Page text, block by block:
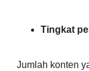
Tingkat
Jumlah konten